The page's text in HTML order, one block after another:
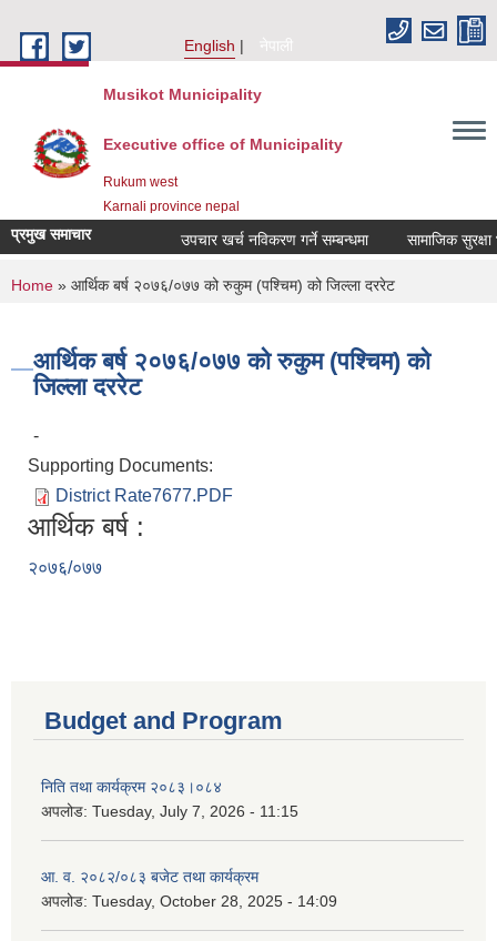
English
नेपाली
Musikot Municipality
Executive office of Municipality
Rukum west
Karnali province nepal
प्रमुख समाचार उपचार खर्च नविकरण गर्ने सम्बन्धमा
You are here
Home » आर्थिक बर्ष २०७६/०७७ को रुकुम (पश्चिम) को जिल्ला दररेट
आर्थिक बर्ष २०७६/०७७ को रुकुम (पश्चिम) को
जिल्ला दररेट
-
Supporting Documents:
District Rate7677.PDF
आर्थिक बर्ष :
२०७६/०७७
Budget and Program
निति तथा कार्यक्रम २०८३।०८४
अपलोड: Tuesday, July 7, 2026 - 11:15
आ. व. २०८२/०८३ बजेट तथा कार्यक्रम
अपलोड: Tuesday, October 28, 2025 - 14:09